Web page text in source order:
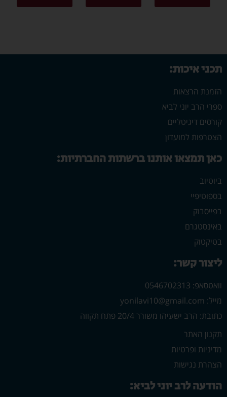
תכני איכות:
הזמנת הרצאות
ספרי הרב יוני לביא
קורסים דיגיטליים
הצטרפות למועדון
כאן תמצאו אותנו ברשתות החברתיות:
ביוטיוב
בספוטיפיי
בפייסבוק
באינסטגרם
בטיקטוק
ליצור קשר:
וואטסאפ: 0546702313
מייל: yonilavi10@gmail.com
כתובת: הרב ישעיהו משורר 20/4 פתח תקווה
תקנון האתר
מדיניות ופרטיות
הצהרת נגישות
הודעה לרב יוני לביא: